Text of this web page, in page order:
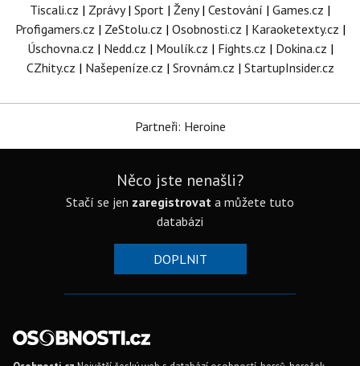
Tiscali.cz | Zprávy| Sport | Ženy| Cestování | Games.cz |
Profigamers.cz | ZeStolu.cz | Osobnosti.cz | Karaoketexty.cz |
Úschovna.cz | Nedd.cz | Moulík.cz | Fights.cz | Dokina.cz |
CZhity.cz | Našepeníze.cz | Srovnám.cz | StartupInsider.cz
Partneři: Heroine
Něco jste nenašli?
Stačí se jen zaregistrovat a můžete tuto
databázi
DOPLNIT